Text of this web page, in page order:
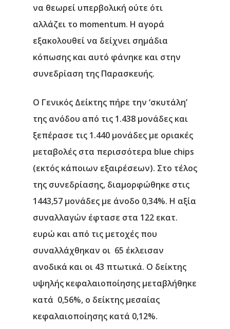
να θεωρεί υπερβολική ούτε ότι
αλλάζει το momentum. Η αγορά
εξακολουθεί να δείχνει σημάδια
κόπωσης και αυτό φάνηκε και στην
συνεδρίαση της Παρασκευής.
Ο Γενικός Δείκτης πήρε την ‘σκυτάλη’
της ανόδου από τις 1.438 μονάδες και
ξεπέρασε τις 1.440 μονάδες με οριακές
μεταβολές στα περισσότερα blue chips
(εκτός κάποιων εξαιρέσεων). Στο τέλος
της συνεδρίασης, διαμορφώθηκε στις
1443,57 μονάδες με άνοδο 0,34%. Η αξία
συναλλαγών έφτασε στα 122 εκατ.
ευρώ και από τις μετοχές που
συναλλάχθηκαν οι 65 έκλεισαν
ανοδικά και οι 43 πτωτικά. Ο δείκτης
υψηλής κεφαλαιοποίησης μεταβλήθηκε
κατά 0,56%, ο δείκτης μεσαίας
κεφαλαιοποίησης κατά 0,12%.
Νέα
Επικοινωνία